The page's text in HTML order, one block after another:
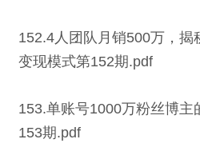
152.4人团队月销500万，揭
变现模式第152期.pdf
153.单账号1000万粉丝博主
153期.pdf